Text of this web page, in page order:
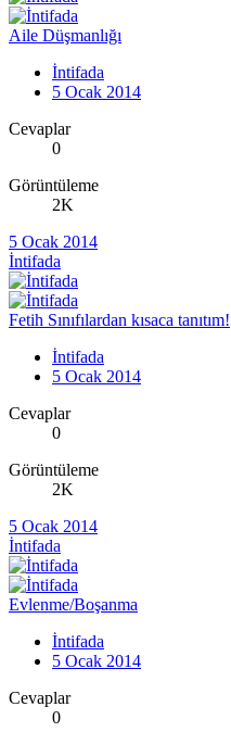
Aile Düşmanlığı
İntifada
5 Ocak 2014
Cevaplar
0
Görüntüleme
2K
5 Ocak 2014
İntifada
Fetih Sınıfılardan kısaca tanıtım!
İntifada
5 Ocak 2014
Cevaplar
0
Görüntüleme
2K
5 Ocak 2014
İntifada
Evlenme/Boşanma
İntifada
5 Ocak 2014
Cevaplar
0